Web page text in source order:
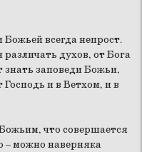
всегда непрост.
духов, от Бога
заповеди Божьи,
и в Ветхом, и в
что совершается
– можно наверняка